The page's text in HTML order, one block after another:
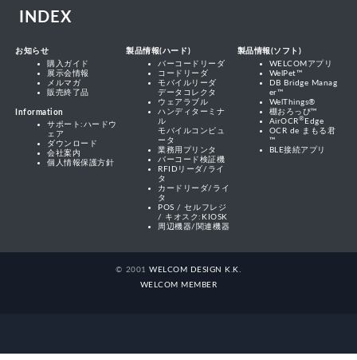
INDEX
お知らせ
購入ガイド
展示会情報
メルマガ
販売終了品
Information
サポート:ハードウ
ェア
ダウンロード
会社案内
個人情報保護方針
製品情報(ハード)
バーコードリーダ
コードリーダ
モバイルリーダ
データコレクタ
ウェアラブル
ハンディターミナ
ル
モバイルコンピュ
ータ
業務用プリンタ
バーコード検証機
RFIDリーダ/ライ
タ
カードリーダ/ライ
タ
POS / セルフレジ
/ キオスク:KIOSK
周辺機器/関連機器
製品情報(ソフト)
WELCOMアプリ
WelPet™
DB Bridge Manag
er™
WelThings®
棚おろっぴ™
AirOCR® Edge
OCR de まもる君
™
BLE接続アプリ
© 2001WELCOM DESIGN K.K.
WELCOM MEMBER